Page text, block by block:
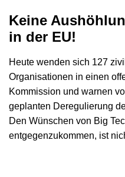
Keine
in der EU!
Heute wenden sich 127
Organisationen in einen
Kommission und warnen
geplanten Deregulierung
Den Wünschen von Big
entgegenzukommen, ist